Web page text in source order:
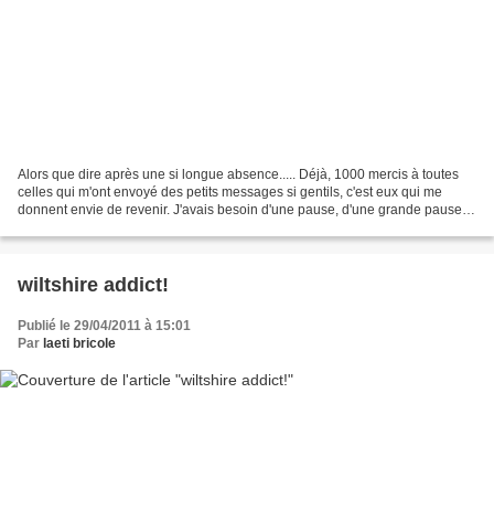
Alors que dire après une si longue absence..... Déjà, 1000 mercis à toutes
celles qui m'ont envoyé des petits messages si gentils, c'est eux qui me
donnent envie de revenir. J'avais besoin d'une pause, d'une grande pause.
wiltshire addict!
Publié le 29/04/2011 à 15:01
Par laeti bricole